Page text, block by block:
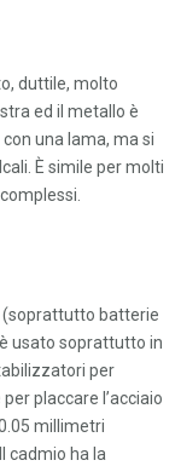
duttile, molto
ed il metallo è
una lama, ma si
È simile per molti
(soprattutto batterie
usato soprattutto in
per
placcare l’acciaio
millimetri
cadmio ha la